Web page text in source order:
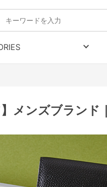
メンズブランド